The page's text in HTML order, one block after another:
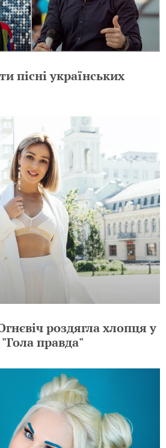
пісні українських
роздягла хлопця у
правда"